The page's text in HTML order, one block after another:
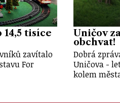
tisíce
zavítalo
For
Uničov
obchvat!
Dobrá
Uničova -
kolem